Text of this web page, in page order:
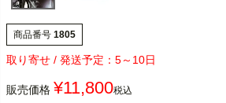
商品番号 1805
5～10日
販売価格 ¥11,800税込